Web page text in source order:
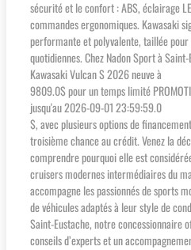
sécurité et le confort : ABS, éclairage
commandes ergonomiques. Kawasaki
performante et polyvalente, taillée
quotidiennes. Chez Nadon Sport à
Kawasaki Vulcan S 2026 neuve à
9809.0$ pour un temps limité
jusqu'au 2026-09-01 23:59:59.0
$, avec plusieurs options de
troisième chance au crédit. Venez la
comprendre pourquoi elle est
cruisers modernes intermédiaires du
accompagne les passionnés de sports
de véhicules adaptés à leur style de
Saint-Eustache, notre concessionnaire
conseils d’experts et un